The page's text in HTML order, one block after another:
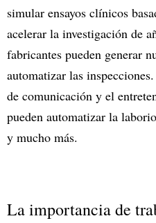
simular ensayos clínicos
acelerar la investigación de
fabricantes pueden generar
automatizar las
de comunicación y el
pueden automatizar la
y mucho más.
La importancia de